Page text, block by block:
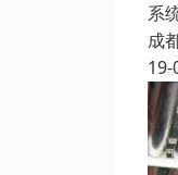
系
成
19-